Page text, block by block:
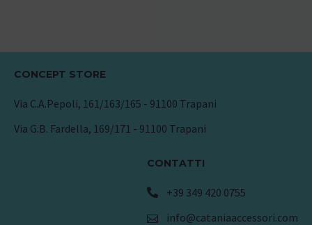
CONCEPT STORE
Via C.A.Pepoli, 161/163/165 - 91100 Trapani
Via G.B. Fardella, 169/171 - 91100 Trapani
CONTATTI
+39 349 420 0755
info@cataniaaccessori.com